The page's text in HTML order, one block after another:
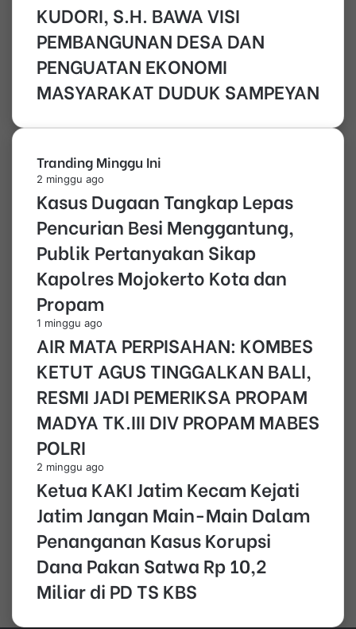
KUDORI, S.H. BAWA VISI
PEMBANGUNAN DESA DAN
PENGUATAN EKONOMI
MASYARAKAT DUDUK SAMPEYAN
Tranding Minggu Ini
2 minggu ago
Kasus Dugaan Tangkap Lepas
Pencurian Besi Menggantung,
Publik Pertanyakan Sikap
Kapolres Mojokerto Kota dan
Propam
1 minggu ago
AIR MATA PERPISAHAN: KOMBES
KETUT AGUS TINGGALKAN BALI,
RESMI JADI PEMERIKSA PROPAM
MADYA TK.III DIV PROPAM MABES
POLRI
2 minggu ago
Ketua KAKI Jatim Kecam Kejati
Jatim Jangan Main-Main Dalam
Penanganan Kasus Korupsi
Dana Pakan Satwa Rp 10,2
Miliar di PD TS KBS